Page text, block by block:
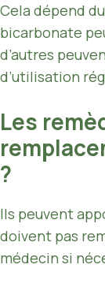
Cela dépend
bicarbonate
d’autres
d’utilisation
Les
?
Ils peuvent
doivent pas
médecin si